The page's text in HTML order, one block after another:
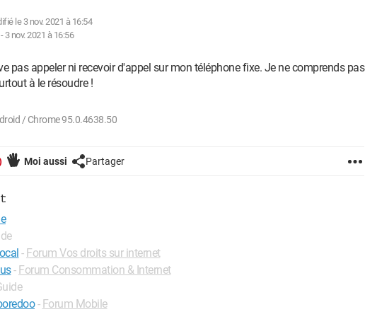
le 3 nov. 2021 à 16:54
3 nov. 2021 à 16:56
pas appeler ni recevoir d'appel sur mon téléphone fixe. Je ne comprends pas
à le résoudre !
/ Chrome 95.0.4638.50
Moi aussi Partager
- Forum Vos droits sur internet
- Forum Consommation & Internet
- Forum Mobile